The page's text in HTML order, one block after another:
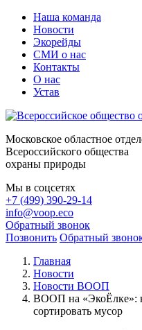
Наша команда
Новости
Экорейды
СМИ о нас
Контакты
О нас
Устав
Московское областное
Всероссийского общества
охраны природы
Мы в соцсетях
+7 (499) 390-29-14
info@voop.eco
Обратный звонок
Позвонить Обратный
Главная
Новости
Новости ВООП
ВООП на «ЭкоЁлке»:
сортировать мусор